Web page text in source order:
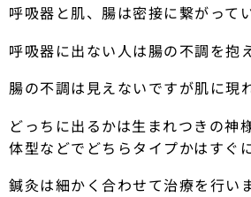
呼吸器と肌、腸は密接に繋がって
呼吸器に出ない人は腸の不調を抱
腸の不調は見えないですが肌に現れ
どっちに出るかは生まれつきの神
体型などでどちらタイプかはすぐ
鍼灸は細かく合わせて治療を行いま